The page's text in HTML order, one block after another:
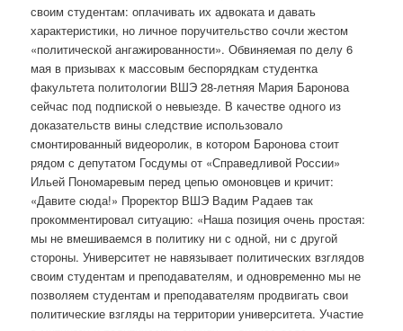
своим студентам: оплачивать их адвоката и давать
характеристики, но личное поручительство сочли жестом
«политической ангажированности». Обвиняемая по делу 6
мая в призывах к массовым беспорядкам студентка
факультета политологии ВШЭ 28-летняя Мария Баронова
сейчас под подпиской о невыезде. В качестве одного из
доказательств вины следствие использовало
смонтированный видеоролик, в котором Баронова стоит
рядом с депутатом Госдумы от «Справедливой России»
Ильей Пономаревым перед цепью омоновцев и кричит:
«Давите сюда!» Проректор ВШЭ Вадим Радаев так
прокомментировал ситуацию: «Наша позиция очень простая:
мы не вмешиваемся в политику ни с одной, ни с другой
стороны. Университет не навязывает политических взглядов
своим студентам и преподавателям, и одновременно мы не
позволяем студентам и преподавателям продвигать свои
политические взгляды на территории университета. Участие